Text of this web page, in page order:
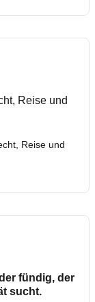
Reise und
Reise und
fündig, der
sucht.